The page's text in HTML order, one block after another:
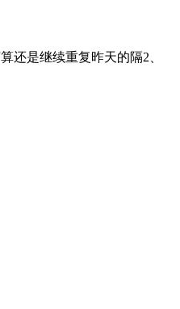
还是继续重复昨天的隔2、